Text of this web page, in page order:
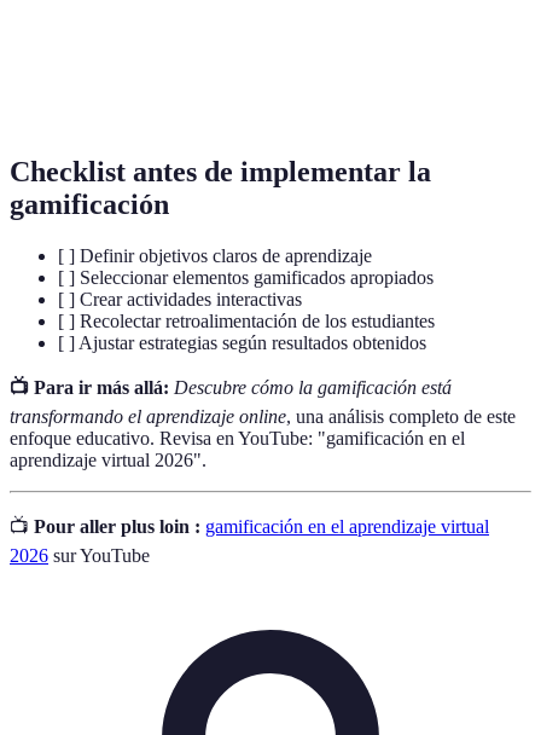
Checklist antes de implementar la
gamificación
[ ] Definir objetivos claros de aprendizaje
[ ] Seleccionar elementos gamificados apropiados
[ ] Crear actividades interactivas
[ ] Recolectar retroalimentación de los estudiantes
[ ] Ajustar estrategias según resultados obtenidos
📺 Para ir más allá: Descubre cómo la gamificación está
transformando el aprendizaje online, una análisis completo de este
enfoque educativo. Revisa en YouTube: "gamificación en el
aprendizaje virtual 2026".
📺 Pour aller plus loin : gamificación en el aprendizaje virtual
2026 sur YouTube